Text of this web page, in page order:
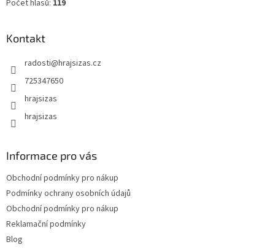
Počet hlasů: 119
Kontakt
radosti@hrajsizas.cz
725347650
hrajsizas
hrajsizas
Informace pro vás
Obchodní podmínky pro nákup
Podmínky ochrany osobních údajů
Obchodní podmínky pro nákup
Reklamační podmínky
Blog